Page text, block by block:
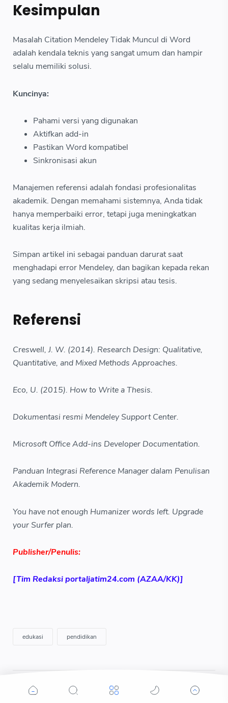
Kesimpulan
Masalah Citation Mendeley Tidak Muncul di Word
adalah kendala teknis yang sangat umum dan hampir
selalu memiliki solusi.
Kuncinya:
Pahami versi yang digunakan
Aktifkan add-in
Pastikan Word kompatibel
Sinkronisasi akun
Manajemen referensi adalah fondasi profesionalitas
akademik. Dengan memahami sistemnya, Anda tidak
hanya memperbaiki error, tetapi juga meningkatkan
kualitas kerja ilmiah.
Simpan artikel ini sebagai panduan darurat saat
menghadapi error Mendeley, dan bagikan kepada rekan
yang sedang menyelesaikan skripsi atau tesis.
Referensi
Creswell, J. W. (2014). Research Design: Qualitative,
Quantitative, and Mixed Methods Approaches.
Eco, U. (2015). How to Write a Thesis.
Dokumentasi resmi Mendeley Support Center.
Microsoft Office Add-ins Developer Documentation.
Panduan Integrasi Reference Manager dalam Penulisan
Akademik Modern.
You have not enough Humanizer words left. Upgrade
your Surfer plan.
Publisher/Penulis:
[Tim Redaksi portaljatim24.com (AZAA/KK)]